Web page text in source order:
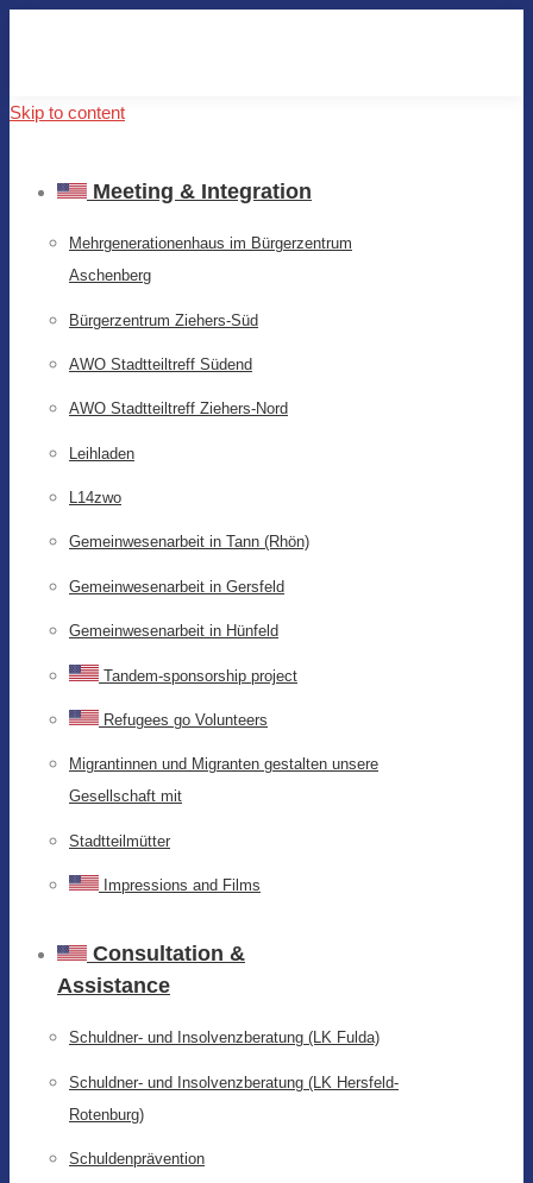
Skip to content
Meeting & Integration
Mehrgenerationenhaus im Bürgerzentrum
Aschenberg
Bürgerzentrum Ziehers-Süd
AWO Stadtteiltreff Südend
AWO Stadtteiltreff Ziehers-Nord
Leihladen
L14zwo
Gemeinwesenarbeit in Tann (Rhön)
Gemeinwesenarbeit in Gersfeld
Gemeinwesenarbeit in Hünfeld
Tandem-sponsorship project
Refugees go Volunteers
Migrantinnen und Migranten gestalten unsere
Gesellschaft mit
Stadtteilmütter
Impressions and Films
Consultation &
Assistance
Schuldner- und Insolvenzberatung (LK Fulda)
Schuldner- und Insolvenzberatung (LK Hersfeld-
Rotenburg)
Schuldenprävention